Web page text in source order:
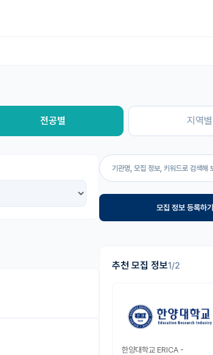
전공별 지역별
모집 정보 등록하기
추천 모집 정보1/2
한양대학교 ERICA -